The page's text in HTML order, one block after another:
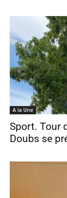
A la Une
Sport. Tour
Doubs se